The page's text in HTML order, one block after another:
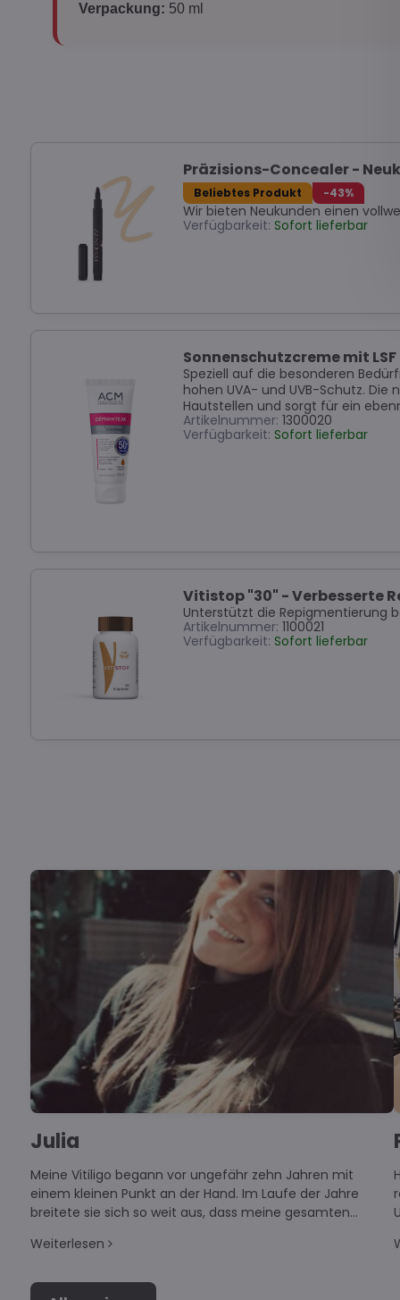
Verpackung: 50 ml
Präzisions-Concealer -
Beliebtes Produkt -43%
Wir bieten Neukunden einen
Verfügbarkeit: Sofort lieferbar
Sonnenschutzcreme mit
Speziell auf die besonderen
hohen UVA- und UVB-Schutz.
Hautstellen und sorgt für ein
Artikelnummer: 1300020
Verfügbarkeit: Sofort lieferbar
Vitistop "30" - Verbesserte
Unterstützt die Repigmentierung
Artikelnummer: 1100021
Verfügbarkeit: Sofort lieferbar
Julia
Meine Vitiligo begann vor ungefähr zehn Jahren mit
einem kleinen Punkt an der Hand. Im Laufe der Jahre
breitete sie sich so weit aus, dass meine gesamten
betroffen sind.
Weiterlesen